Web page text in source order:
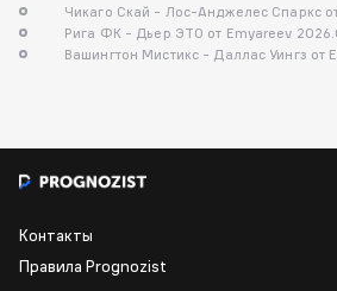
Чикаго Скай - Лос-Анджелес Спаркс
Рига ФК - Дьер ЭТО от Emyareev
Вашингтон Мистикс - Даллас Уингз от
Контакты
Правила Prognozist